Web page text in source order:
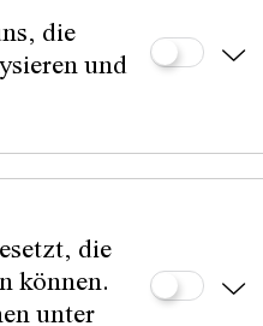
die
und
die
können.
unter